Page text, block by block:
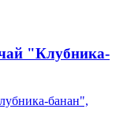
"Клубника-